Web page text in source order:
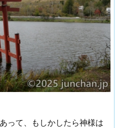
って、もしかしたら神様は